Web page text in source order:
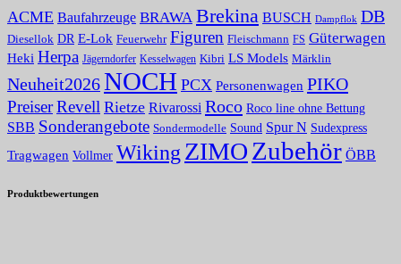
ACME Baufahrzeuge BRAWA Brekina BUSCH Dampflok DB
Diesellok DR E-Lok Feuerwehr Figuren Fleischmann FS Güterwagen
Heki Herpa Jägerndorfer Kesselwagen Kibri LS Models Märklin
Neuheit2026NOCH PCX Personenwagen PIKO
PreiserRevell Rietze Rivarossi Roco Roco line ohne Bettung
SBB Sonderangebote Sondermodelle Sound Spur N Sudexpress
Tragwagen Vollmer Wiking ZIMOZubehör ÖBB
Produktbewertungen